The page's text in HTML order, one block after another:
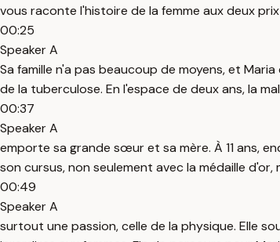
vous raconte l'histoire de la femme aux deux
00:25
Speaker A
Sa famille n'a pas beaucoup de moyens, et
de la tuberculose. En l'espace de deux ans, la
00:37
Speaker A
emporte sa grande sœur et sa mère. À 11 ans,
son cursus, non seulement avec la médaille d'or,
00:49
Speaker A
surtout une passion, celle de la physique. Elle